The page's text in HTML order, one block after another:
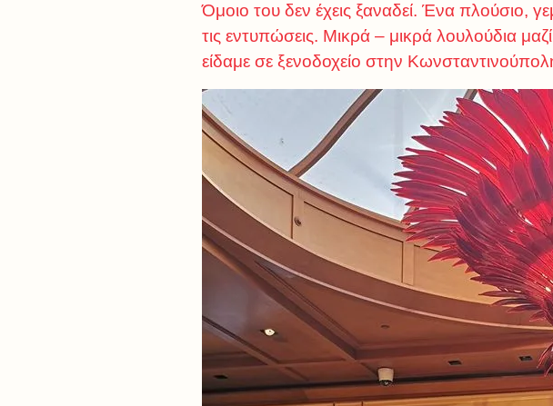
Όμοιο του δεν έχεις ξαναδεί. Ένα πλούσιο,
τις εντυπώσεις. Μικρά – μικρά λουλούδια
είδαμε σε ξενοδοχείο στην